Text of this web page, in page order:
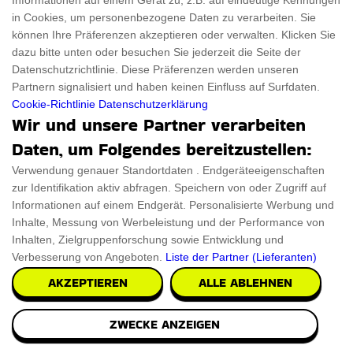
Die atemberaubenden James Bond 007
Manschettenknöpfe sind eine wunderbare Kombination aus
Eleganz u
PRÜFEN SIE ES AUS
in Cookies, um personenbezogene Daten zu verarbeiten. Sie
können Ihre Präferenzen akzeptieren oder verwalten. Klicken Sie
dazu bitte unten oder besuchen Sie jederzeit die Seite der
Datenschutzrichtlinie. Diese Präferenzen werden unseren
Partnern signalisiert und haben keinen Einfluss auf Surfdaten.
Cookie-Richtlinie Datenschutzerklärung
Wir und unsere Partner verarbeiten
Daten, um Folgendes bereitzustellen:
Verwendung genauer Standortdaten . Endgeräteeigenschaften
zur Identifikation aktiv abfragen. Speichern von oder Zugriff auf
Informationen auf einem Endgerät. Personalisierte Werbung und
Inhalte, Messung von Werbeleistung und der Performance von
Inhalten, Zielgruppenforschung sowie Entwicklung und
Verbesserung von Angeboten. Liste der Partner (Lieferanten)
AKZEPTIEREN ALLE ABLEHNEN
ZWECKE ANZEIGEN